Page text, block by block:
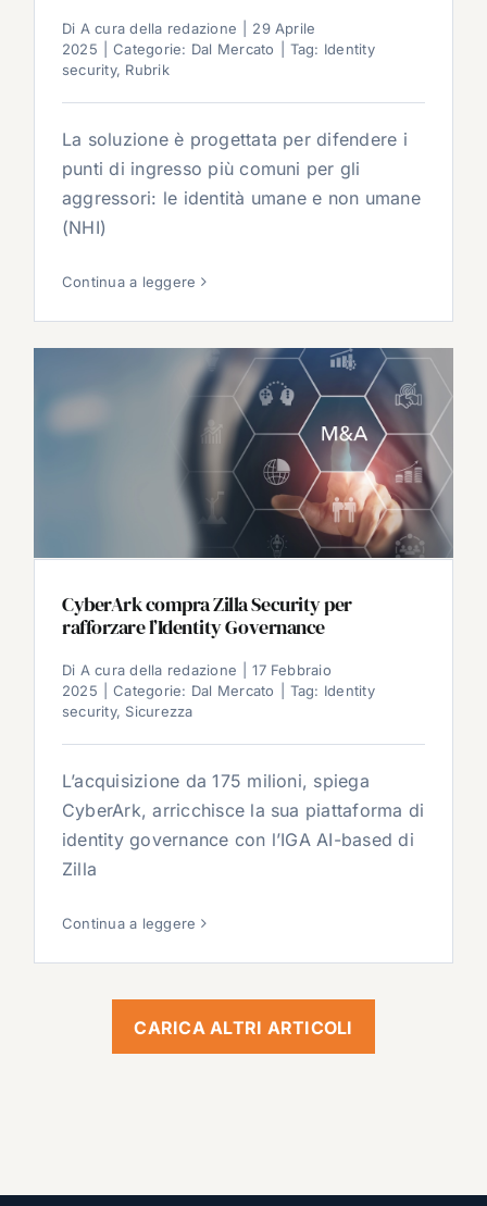
Di A cura della redazione
29 Aprile
2025
Categorie: Dal Mercato Tag: Identity
security, Rubrik
La soluzione è progettata per difendere i
punti di ingresso più comuni per gli
aggressori: le identità umane e non umane
(NHI)
Continua a leggere
CyberArk compra Zilla Security per
rafforzare l’Identity Governance
Di A cura della redazione
17 Febbraio
2025
Categorie: Dal Mercato Tag: Identity
security, Sicurezza
L’acquisizione da 175 milioni, spiega
CyberArk, arricchisce la sua piattaforma di
identity governance con l’IGA AI-based di
Zilla
Continua a leggere
CARICA ALTRI ARTICOLI